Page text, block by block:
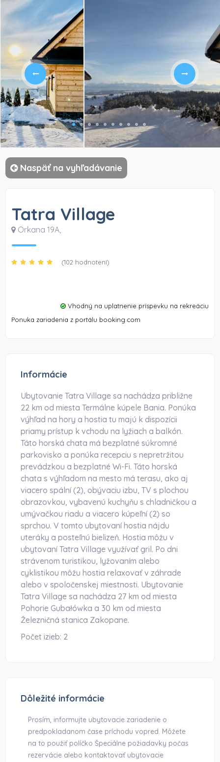
Naspäť na vyhľadávanie
Tatra Village
Orkana 19A,
(102 hodnotení)
Vhodný na uplatnenie príspevku na rekreáciu
Ponuka zariadenia z portálu booking.com
Informácie
Ubytovanie Tatra Village sa nachádza približne
22 km od miesta Termálne kúpele Bania. Ponúka
výhľad na hory a hostia tu majú k dispozícii
priamy prístup k vchodu na lyžiach a balkón.
Táto horská chata má bezplatné súkromné
parkovisko a ponúka recepciu s nepretržitou
prevádzkou a bezplatné Wi-Fi. Táto horská
chata s výhľadom na mesto má terasu, ako aj
viacero spální (2), obývaciu izbu, TV s plochou
obrazovkou, vybavenú kuchyňu s chladničkou a
umývačkou riadu a viacero kúpeľní (2) so
sprchou. V tomto ubytovaní hostia nájdu
uteráky a posteľnú bielizeň. Hostia môžu v
ubytovaní Tatra Village využívať gril. Po dni
strávenom turistikou, lyžovaním alebo
cyklistikou môžu hostia relaxovať v záhrade
alebo v spoločenskej miestnosti. Ubytovanie
Tatra Village sa nachádza 27 km od miesta
Pohorie Gubałówka a 30 km od miesta
Železničná stanica Zakopane.
Počet izieb: 2
Dôležité informácie
Prosím, informujte ubytovacie zariadenie o
predpokladanom čase príchodu vopred. Môžete
na to použiť políčko Špeciálne požiadavky počas
rezervácie alebo kontaktovať ubytovacie